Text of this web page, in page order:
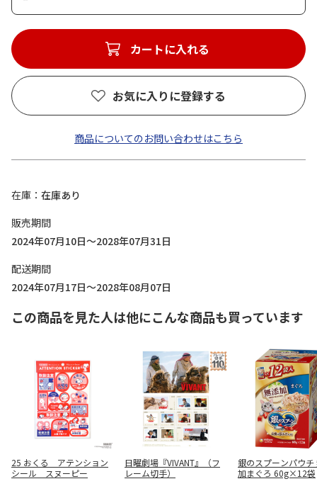
カートに入れる
お気に入りに登録する
商品についてのお問い合わせはこちら
在庫
在庫あり
販売期間
2024年07月10日～2028年07月31日
配送期間
2024年07月17日～2028年08月07日
この商品を見た人は他にこんな商品も買っています
25 おくる アテンション
シール スヌーピー
日曜劇場『VIVANT』（フ
レーム切手）
銀のスプーンパウチ
加まぐろ 60g×12袋